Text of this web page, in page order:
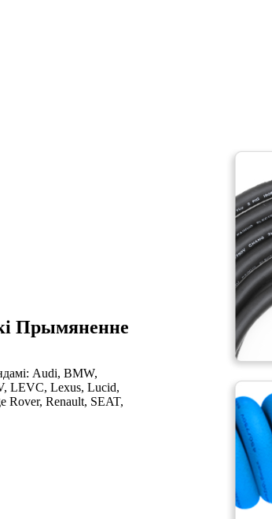
Прымяненне
Audi, BMW,
LEVC, Lexus, Lucid,
Rover, Renault, SEAT,